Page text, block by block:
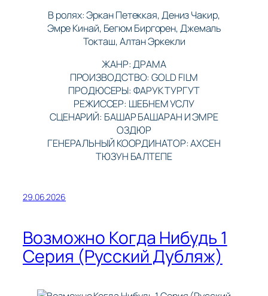
В ролях: Эркан Петеккая, Дениз Чакир,
Эмре Кинай, Бегюм Биргорен, Джемаль
Токташ, Алтан Эркекли
ЖАНР: ДРАМА
ПРОИЗВОДСТВО: GOLD FILM
ПРОДЮСЕРЫ: ФАРУК ТУРГУТ
РЕЖИССЕР: ШЕБНЕМ УСЛУ
СЦЕНАРИЙ: БАШАР БАШАРАН И ЭМРЕ
ОЗДЮР
ГЕНЕРАЛЬНЫЙ КООРДИНАТОР: АХСЕН
ТЮЗУН БАЛТЕПЕ
29.06.2026
Возможно Когда Нибудь 1
Серия (Русский Дубляж)